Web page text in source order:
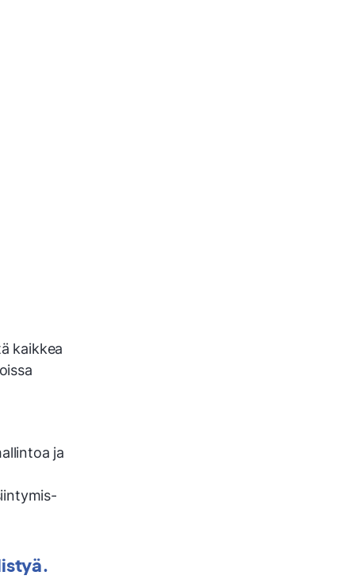
kaikkea
ja